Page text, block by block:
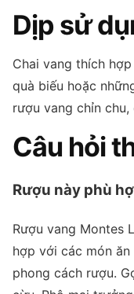
Dịp sử
Chai vang thích
quà biếu hoặc
rượu vang chỉn
Câu hỏi
Rượu này phù
Rượu vang Montes
hợp với các món
phong cách rượu.